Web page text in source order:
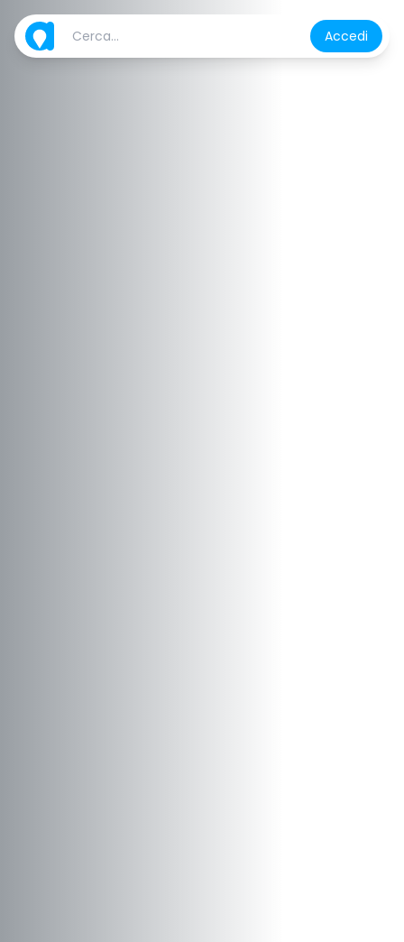
Accedi